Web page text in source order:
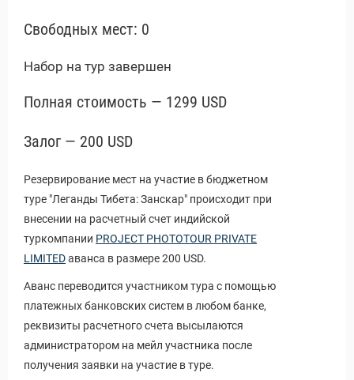
Свободных мест: 0
Набор на тур завершен
Полная стоимость — 1299 USD
Залог — 200 USD
Резервирование мест на участие в бюджетном
туре "Леганды Тибета: Занскар" происходит при
внесении на расчетный счет индийской
туркомпании PROJECT PHOTOTOUR PRIVATE
LIMITEDаванса в размере 200 USD.
Аванс переводится участником тура с помощью
платежных банковских систем в любом банке,
реквизиты расчетного счета высылаются
администратором на мейл участника после
получения заявки на участие в туре.